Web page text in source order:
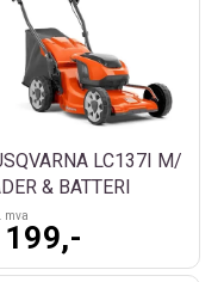
LC137I M/
& BATTERI
mva